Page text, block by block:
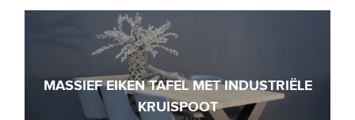
MASSIEF EIKEN TAFEL MET INDUSTRIËLE
KRUISPOOT